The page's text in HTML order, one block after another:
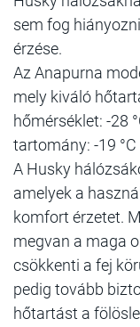
sem fog
érzése.
Az Anapurna
mely kiváló
hőmérséklet: -28
tartomány: -19
A Husky
amelyek a
komfort érzetet.
megvan a maga
csökkenti a fej
pedig tovább
hőtartást a